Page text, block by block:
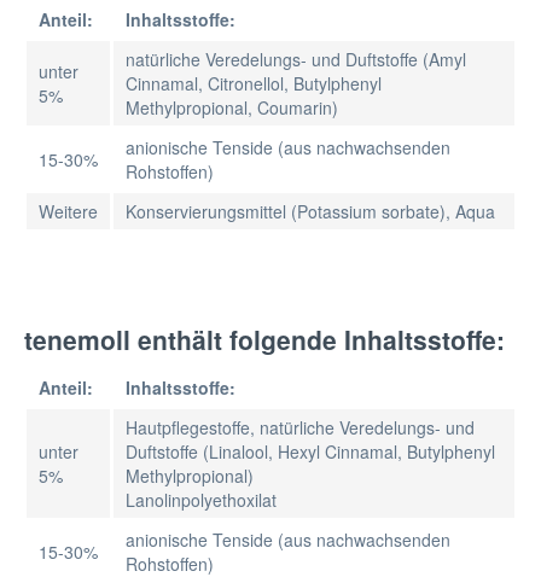
Anteil: Inhaltsstoffe:
unter
5%
natürliche Veredelungs- und Duftstoffe (Amyl
Cinnamal, Citronellol, Butylphenyl
Methylpropional, Coumarin)
15-30%
anionische Tenside (aus nachwachsenden
Rohstoffen)
Weitere
Konservierungsmittel (Potassium sorbate), Aqua
tenemoll enthält folgende Inhaltsstoffe:
Anteil: Inhaltsstoffe:
unter
5%
Hautpflegestoffe, natürliche Veredelungs- und
Duftstoffe (Linalool, Hexyl Cinnamal, Butylphenyl
Methylpropional)
Lanolinpolyethoxilat
15-30%
anionische Tenside (aus nachwachsenden
Rohstoffen)